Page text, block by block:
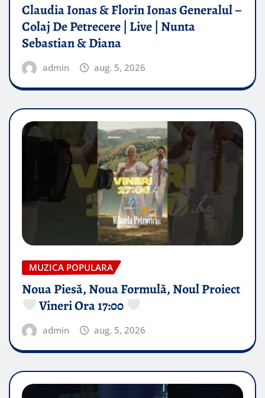
Claudia Ionas & Florin Ionas Generalul –
Colaj De Petrecere | Live | Nunta
Sebastian & Diana
admin aug. 5, 2026
MUZICA POPULARA
Noua Piesă, Noua Formulă, Noul Proiect
Vineri Ora 17:00
admin aug. 5, 2026